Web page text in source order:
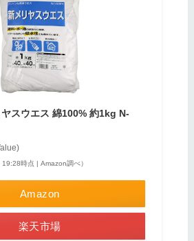
スウエス 綿100% 約1kg N-
19:28時点 | Amazon調べ）
Amazon
楽天市場